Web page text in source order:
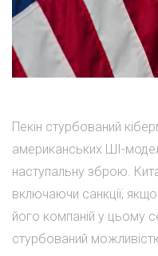
Пекін стурбований
американських ШІ-
наступальну зброю.
включаючи санкції,
його компаній у цьому
стурбований